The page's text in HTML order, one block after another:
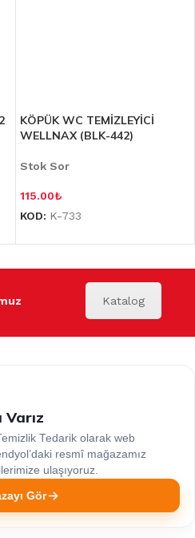
KÖPÜK WC TEMİZLEYİCİ
WELLNAX (BLK-442)
Stok Sor
115.00₺
KOD: K-733
Katalog
Tedarik olarak web
resmî mağazamız
ulaşıyoruz.
Gör